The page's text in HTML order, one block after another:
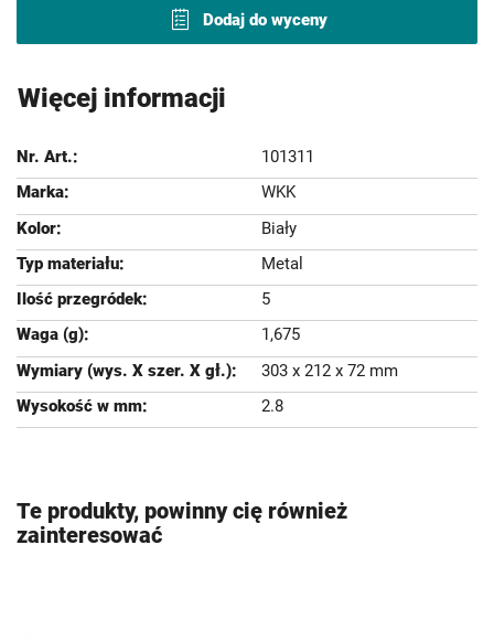
Dodaj do wyceny
Więcej informacji
101311
WKK
Biały
Metal
5
1,675
303 x 212 x 72 mm
2.8
Te produkty, powinny cię również
zainteresować